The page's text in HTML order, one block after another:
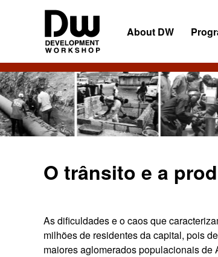
DW
Angola
Development
Workshop
Angola
About DW
O trânsito e a
As dificuldades e o caos que
milhões de residentes da capital, pois
maiores aglomerados populacionais de